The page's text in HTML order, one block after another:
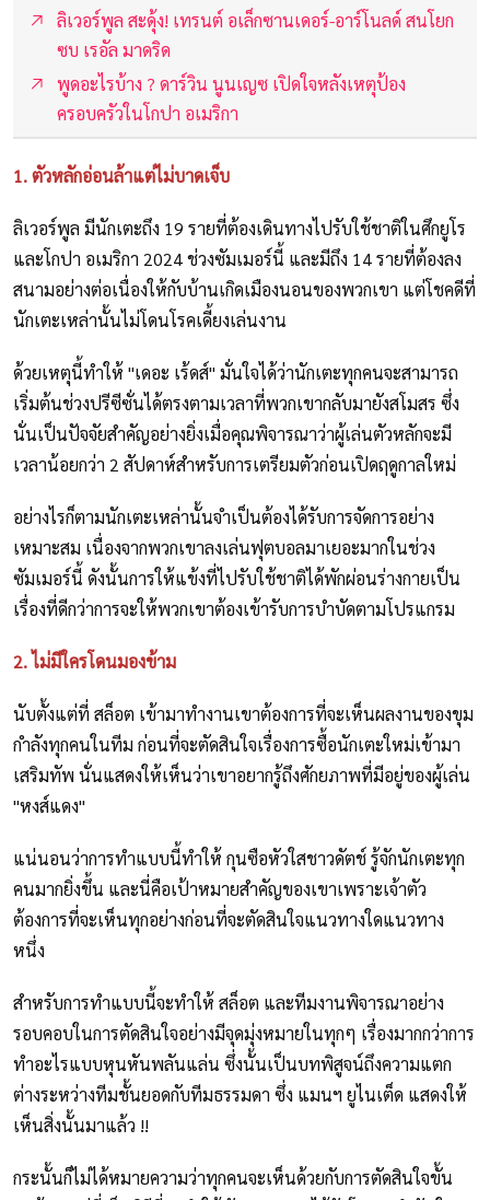
ลิเวอร์พูล สะดุ้ง! เทรนต์ อเล็กซานเดอร์-อาร์โนลด์ สนโยก
ซบ เรอัล มาดริด
พูดอะไรบ้าง ? ดาร์วิน นูนเญซ เปิดใจหลังเหตุป้อง
ครอบครัวในโกปา อเมริกา
1. ตัวหลักอ่อนล้าแต่ไม่บาดเจ็บ
ลิเวอร์พูล มีนักเตะถึง 19 รายที่ต้องเดินทางไปรับใช้ชาติในศึกยูโร
และโกปา อเมริกา 2024 ช่วงซัมเมอร์นี้ และมีถึง 14 รายที่ต้องลง
สนามอย่างต่อเนื่องให้กับบ้านเกิดเมืองนอนของพวกเขา แต่โชคดีที่
นักเตะเหล่านั้นไม่โดนโรคเดี้ยงเล่นงาน
ด้วยเหตุนี้ทำให้ "เดอะ เร้ดส์" มั่นใจได้ว่านักเตะทุกคนจะสามารถ
เริ่มต้นช่วงปรีซีซั่นได้ตรงตามเวลาที่พวกเขากลับมายังสโมสร ซึ่ง
นั่นเป็นปัจจัยสำคัญอย่างยิ่งเมื่อคุณพิจารณาว่าผู้เล่นตัวหลักจะมี
เวลาน้อยกว่า 2 สัปดาห์สำหรับการเตรียมตัวก่อนเปิดฤดูกาลใหม่
อย่างไรก็ตามนักเตะเหล่านั้นจำเป็นต้องได้รับการจัดการอย่าง
เหมาะสม เนื่องจากพวกเขาลงเล่นฟุตบอลมาเยอะมากในช่วง
ซัมเมอร์นี้ ดังนั้นการให้แข้งที่ไปรับใช้ชาติได้พักผ่อนร่างกายเป็น
เรื่องที่ดีกว่าการจะให้พวกเขาต้องเข้ารับการบำบัดตามโปรแกรม
2. ไม่มีใครโดนมองข้าม
นับตั้งแต่ที่ สล็อต เข้ามาทำงานเขาต้องการที่จะเห็นผลงานของขุม
กำลังทุกคนในทีม ก่อนที่จะตัดสินใจเรื่องการซื้อนักเตะใหม่เข้ามา
เสริมทัพ นั่นแสดงให้เห็นว่าเขาอยากรู้ถึงศักยภาพที่มีอยู่ของผู้เล่น
"หงส์แดง"
แน่นอนว่าการทำแบบนี้ทำให้ กุนซือหัวใสชาวดัตช์ รู้จักนักเตะทุก
คนมากยิ่งขึ้น และนี่คือเป้าหมายสำคัญของเขาเพราะเจ้าตัว
ต้องการที่จะเห็นทุกอย่างก่อนที่จะตัดสินใจแนวทางใดแนวทาง
หนึ่ง
สำหรับการทำแบบนี้จะทำให้ สล็อต และทีมงานพิจารณาอย่าง
รอบคอบในการตัดสินใจอย่างมีจุดมุ่งหมายในทุกๆ เรื่องมากกว่าการ
ทำอะไรแบบหุนหันพลันแล่น ซึ่งนั้นเป็นบทพิสูจน์ถึงความแตก
ต่างระหว่างทีมชั้นยอดกับทีมธรรมดา ซึ่ง แมนฯ ยูไนเต็ด แสดงให้
เห็นสิ่งนั้นมาแล้ว !!
กระนั้นก็ไม่ได้หมายความว่าทุกคนจะเห็นด้วยกับการตัดสินใจขั้น